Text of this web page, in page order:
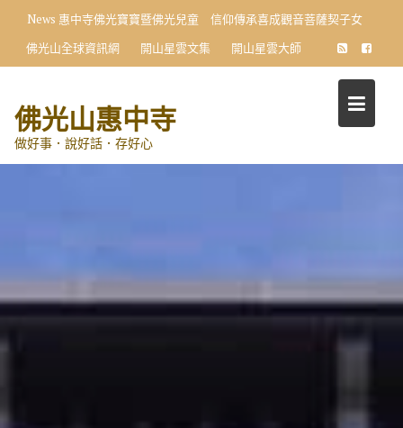
content
News 惠中寺佛光寶寶暨佛光兒童 信仰傳承喜成觀音菩薩契子女
佛光山全球資訊網
開山星雲文集 開山星雲大師
佛光山惠中寺
做好事．說好話．存好心